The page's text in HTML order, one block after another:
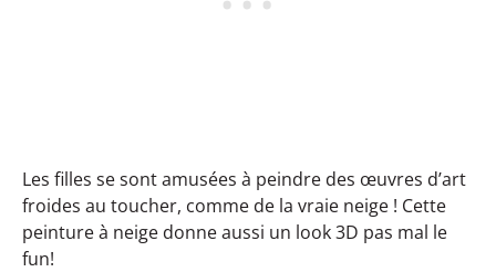
Les filles se sont amusées à peindre des œuvres d’art
froides au toucher, comme de la vraie neige ! Cette
peinture à neige donne aussi un look 3D pas mal le
fun!